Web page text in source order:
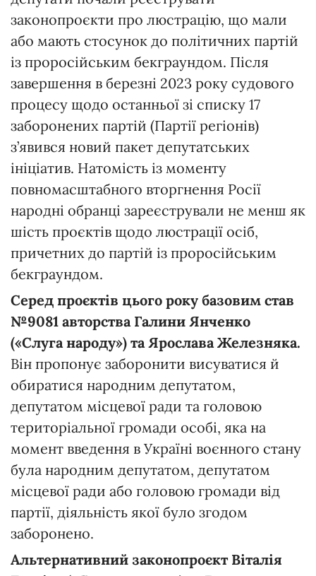
законопроєкти про люстрацію, що мали
або мають стосунок до політичних партій
із проросійським бекграундом. Після
завершення в березні 2023 року судового
процесу щодо останньої зі списку 17
заборонених партій (Партії регіонів)
з’явився новий пакет депутатських
ініціатив. Натомість із моменту
повномасштабного вторгнення Росії
народні обранці зареєстрували не менш як
шість проєктів щодо люстрації осіб,
причетних до партій із проросійським
бекграундом.
Серед проєктів цього року базовим став
№9081 авторства Галини Янченко
(«Слуга народу») та Ярослава Железняка.
Він пропонує заборонити висуватися й
обиратися народним депутатом,
депутатом місцевої ради та головою
територіальної громади особі, яка на
момент введення в Україні воєнного стану
була народним депутатом, депутатом
місцевої ради або головою громади від
партії, діяльність якої було згодом
заборонено.
Альтернативний законопроєкт Віталія